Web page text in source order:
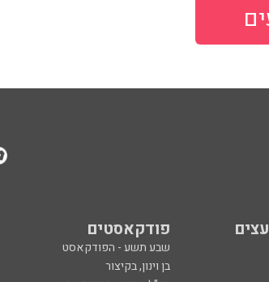
פודקאסטים
שבע תשע - הפודקאסט
בן וינון, בקיצור